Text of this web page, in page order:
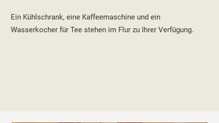
Ein Kühlschrank, eine Kaffeemaschine und ein
Wasserkocher für Tee stehen im Flur zu Ihrer Verfügung.